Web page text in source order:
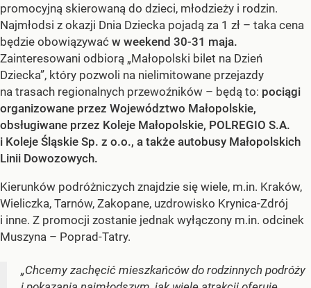
promocyjną skierowaną do dzieci, młodzieży i rodzin.
Najmłodsi z okazji Dnia Dziecka pojadą za 1 zł – taka cena
będzie obowiązywać w weekend 30-31 maja.
Zainteresowani odbiorą „Małopolski bilet na Dzień
Dziecka”, który pozwoli na nielimitowane przejazdy
na trasach regionalnych przewoźników – będą to: pociągi
organizowane przez Województwo Małopolskie,
obsługiwane przez Koleje Małopolskie, POLREGIO S.A.
i Koleje Śląskie Sp. z o.o., a także autobusy Małopolskich
Linii Dowozowych.
Kierunków podróżniczych znajdzie się wiele, m.in. Kraków,
Wieliczka, Tarnów, Zakopane, uzdrowisko Krynica-Zdrój
i inne. Z promocji zostanie jednak wyłączony m.in. odcinek
Muszyna – Poprad-Tatry.
„Chcemy zachęcić mieszkańców do rodzinnych podróży